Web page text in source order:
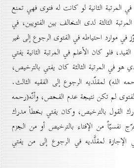
المرتبة الثانية لو كانت له فتوى فهي تمنع
الثالثة لدى التخالف بين الفتويين، في
موارد احتياطه في الفتوى الرجوع إلى غير
فلو كان الأعلم في المرتبة الثانية يفتي
هو في المرتبة الثالثة كان يفتي بالترخيص،
الله) لمقلّديه الرجوع إلى الفقيه الثالث.
لم تكن نتيجة عدم الفحص، وأنّه(رحمه
القول بالترخيص، وكان يفتي بخطأ مدرك
نفسيّاً من الإفتاء بالترخيص أو من الجزم
لمقلَّديه في الرجوع إلى من يفتي